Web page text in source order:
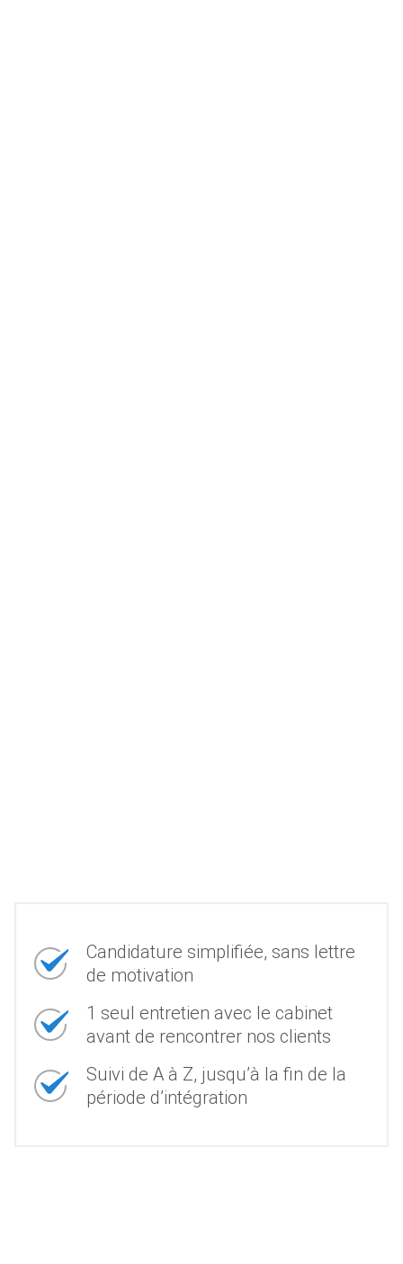
Candidature simplifiée, sans lettre
de motivation
1 seul entretien avec le cabinet
avant de rencontrer nos clients
Suivi de A à Z, jusqu’à la fin de la
période d’intégration